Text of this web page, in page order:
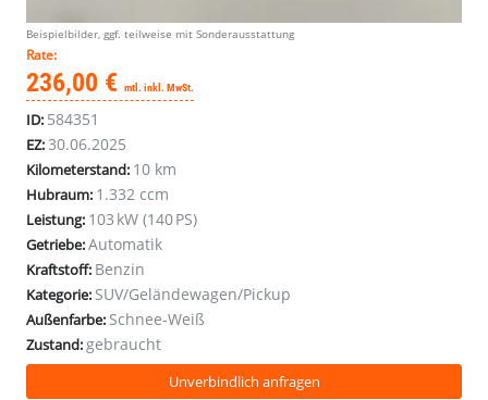
Beispielbilder, ggf. teilweise mit Sonderausstattung
Rate:
236,00 € mtl. inkl. MwSt.
ID: 584351
EZ:30.06.2025
Kilometerstand: 10 km
Hubraum: 1.332 ccm
Leistung: 103 kW (140 PS)
Getriebe:Automatik
Kraftstoff: Benzin
Kategorie: SUV/Geländewagen/Pickup
Außenfarbe: Schnee-Weiß
Zustand: gebraucht
Unverbindlich anfragen